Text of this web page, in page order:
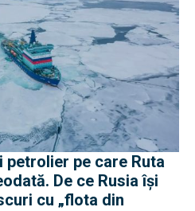
petrolier pe care Ruta
De ce Rusia își
cu „flota din